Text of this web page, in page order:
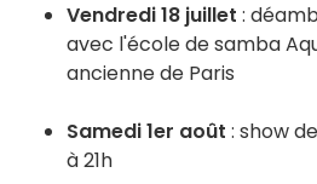
Vendredi 18 juillet :
avec l'école de samba
ancienne de Paris
Samedi 1er août : show
à 21h